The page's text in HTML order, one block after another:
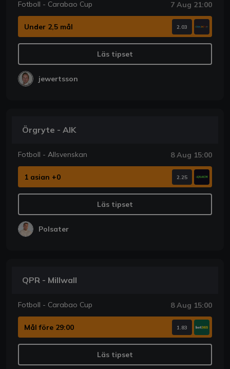
Fotboll - Carabao Cup 7 Aug 21:00
Under 2,5 mål 2.03
Läs tipset
jewertsson
Örgryte - AIK
Fotboll - Allsvenskan 8 Aug 15:00
1 asian +0 2.25
Läs tipset
Polsater
QPR - Millwall
Fotboll - Carabao Cup 8 Aug 15:00
Mål före 29:00 1.83
Läs tipset